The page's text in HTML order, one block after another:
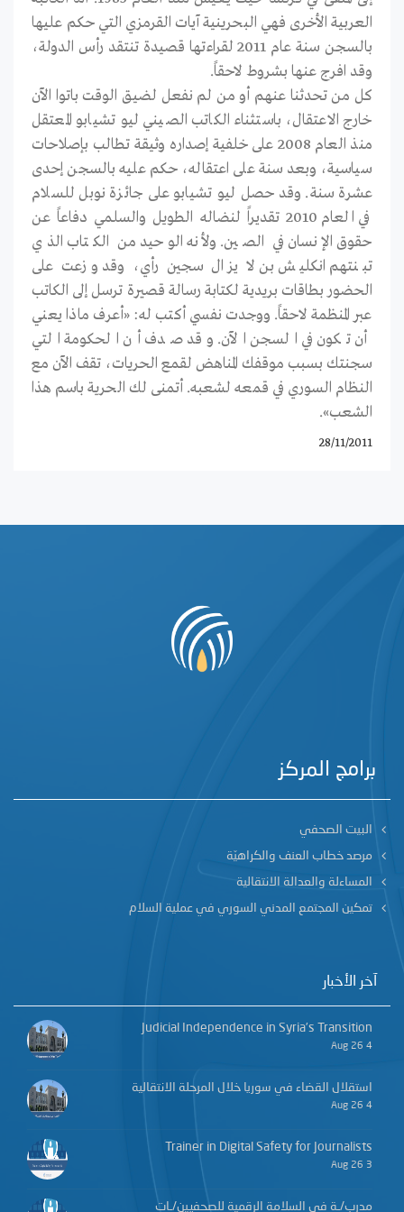
العربية الأخرى فهي البحرينية آيات القرمزي التي حكم عليها
بالسجن سنة عام 2011 لقراءتها قصيدة تنتقد رأس الدولة،
وقد افرج عنها بشروط لاحقاً.
كل من تحدثنا عنهم أو من لم نفعل لضيق الوقت باتوا الآن
خارج الاعتقال، باستثناء الكاتب الصيني ليو تشيابو المعتقل
منذ العام 2008 على خلفية إصداره وثيقة تطالب بإصلاحات
سياسية، وبعد سنة على اعتقاله، حكم عليه بالسجن إحدى
عشرة سنة. وقد حصل ليو تشيابو على جائزة نوبل للسلام
في العام 2010 تقديراً لنضاله الطويل والسلمي دفاعاً عن
حقوق الإنسان في الصين. ولأنه الوحيد من الكتاب الذي
تبنتهم انكليش بن لا يزال سجين رأي، وقد وزعت على
الحضور بطاقات بريدية لكتابة رسالة قصيرة ترسل إلى الكاتب
عبر المنظمة لاحقاً. ووجدت نفسي أكتب له: «أعرف ماذا يعني
أن تكون في السجن الآن. وقد صدف أن الحكومة التي
سجنتك بسبب موقفك المناهض لقمع الحريات، تقف الآن مع
النظام السوري في قمعه لشعبه. أتمنى لك الحرية باسم هذا
الشعب».
28/11/2011
برامج المركز
البيت الصحفي
مرصد خطاب العنف والكراهيّة
المساءلة والعدالة الانتقالية
تمكين المجتمع المدني السوري في عملية السلام
آخر الأخبار
Judicial Independence in Syria’s Transition
4 Aug 26
استقلال القضاء في سوريا خلال المرحلة الانتقالية
4 Aug 26
Trainer in Digital Safety for Journalists
3 Aug 26
مدرب/ـة في السلامة الرقمية للصحفيين/ـات